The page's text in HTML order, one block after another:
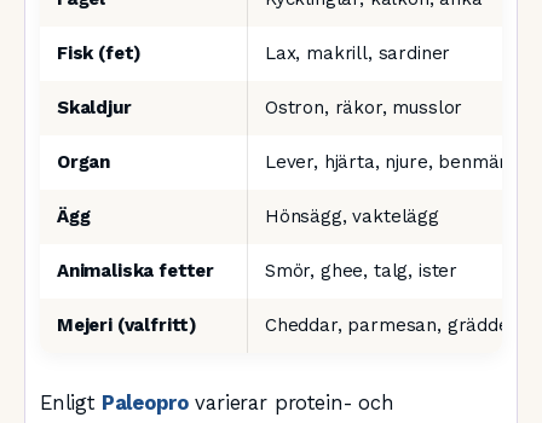
Fisk (fet) Lax, makrill, sardiner
Skaldjur Ostron, räkor, musslor
Organ Lever, hjärta, njure, benmärg
Ägg Hönsägg, vaktelägg
Animaliska fetter Smör, ghee, talg, ister
Mejeri (valfritt) Cheddar, parmesan, grädde
Enligt Paleoprovarierar protein- och